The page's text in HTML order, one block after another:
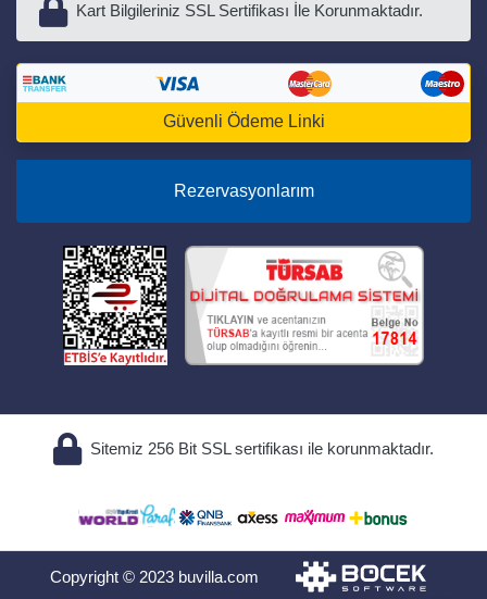
Kart Bilgileriniz SSL Sertifikası İle Korunmaktadır.
Güvenli Ödeme Linki
Rezervasyonlarım
Sitemiz 256 Bit SSL sertifikası ile korunmaktadır.
Copyright © 2023 buvilla.com